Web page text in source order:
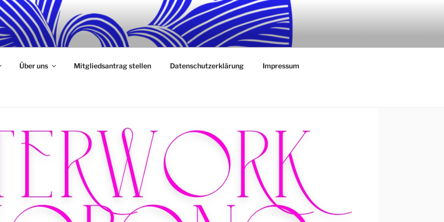
E. V.
und inspirierenden Ort für Kunst, Kultur und Bildung in Schwerin schaffen!
Über uns Mitgliedsantrag stellen Datenschutzerklärung Impressum